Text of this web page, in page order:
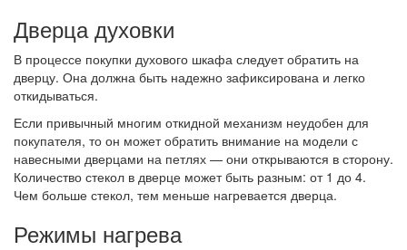
Дверца духовки
В процессе покупки духового шкафа следует обратить на
дверцу. Она должна быть надежно зафиксирована и легко
откидываться.
Если привычный многим откидной механизм неудобен для
покупателя, то он может обратить внимание на модели с
навесными дверцами на петлях — они открываются в сторону.
Количество стекол в дверце может быть разным: от 1 до 4.
Чем больше стекол, тем меньше нагревается дверца.
Режимы нагрева